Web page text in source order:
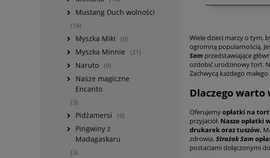
Mustang Duch wolności
(14)
Myszka Miki (6)
Myszka Minnie (21)
Naruto (9)
Nasze magiczne
Encanto
(3)
Pidżamersi (9)
Pingwiny z
Madagaskaru
(3)
Wiele dzieci marzy o tym,
ogromną popularnością.
Sam przedstawiające
ozdobić urodzinowy tort.
Zachwycą każdego
Dlaczego warto
Oferujemyopłatki na tort
przyjaciół. Nasze opłatki
drukarek oraz tuszów.
zdrowia.Strażak Sam
postaciami dołączonymi